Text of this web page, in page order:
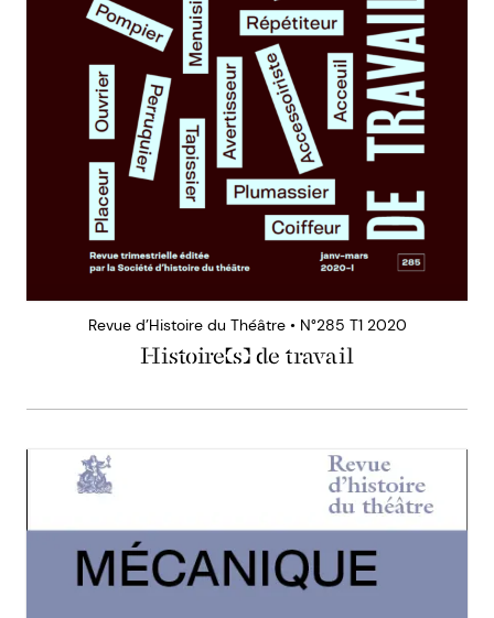
Revue d’Histoire du Théâtre • N°285 T1 2020
Histoire(s) de travail